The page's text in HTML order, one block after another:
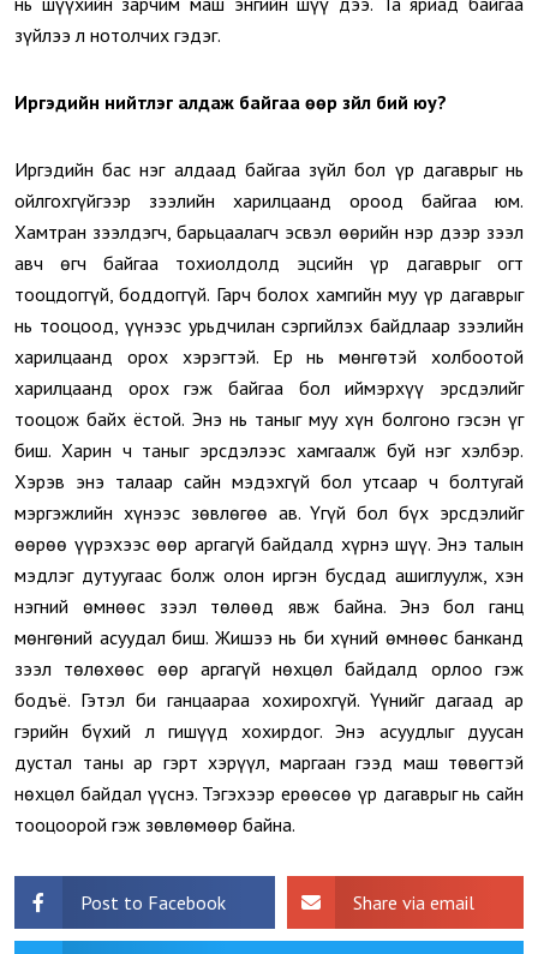
зүйлээ л нотолчих гэдэг.
Иргэдийн нийтлэг алдаж байгаа өөр зүйл бий юу?
Иргэдийн бас нэг алдаад байгаа зүйл бол үр дагаврыг нь
ойлгохгүйгээр зээлийн харилцаанд ороод байгаа юм.
Хамтран зээлдэгч, барьцаалагч эсвэл өөрийн нэр дээр зээл
авч өгч байгаа тохиолдолд эцсийн үр дагаврыг огт
тооцдоггүй, боддоггүй. Гарч болох хамгийн муу үр дагаврыг
нь тооцоод, үүнээс урьдчилан сэргийлэх байдлаар зээлийн
харилцаанд орох хэрэгтэй. Ер нь мөнгөтэй холбоотой
харилцаанд орох гэж байгаа бол иймэрхүү эрсдэлийг
тооцож байх ёстой. Энэ нь таныг муу хүн болгоно гэсэн үг
биш. Харин ч таныг эрсдэлээс хамгаалж буй нэг хэлбэр.
Хэрэв энэ талаар сайн мэдэхгүй бол утсаар ч болтугай
мэргэжлийн хүнээс зөвлөгөө ав. Үгүй бол бүх эрсдэлийг
өөрөө үүрэхээс өөр аргагүй байдалд хүрнэ шүү. Энэ талын
мэдлэг дутуугаас болж олон иргэн бусдад ашиглуулж, хэн
нэгний өмнөөс зээл төлөөд явж байна. Энэ бол ганц
мөнгөний асуудал биш. Жишээ нь би хүний өмнөөс банканд
зээл төлөхөөс өөр аргагүй нөхцөл байдалд орлоо гэж
бодъё. Гэтэл би ганцаараа хохирохгүй. Үүнийг дагаад ар
гэрийн бүхий л гишүүд хохирдог. Энэ асуудлыг дуусан
дустал таны ар гэрт хэрүүл, маргаан гээд маш төвөгтэй
нөхцөл байдал үүснэ. Тэгэхээр ерөөсөө үр дагаврыг нь сайн
тооцоорой гэж зөвлөмөөр байна.
Post to Facebook Share via email